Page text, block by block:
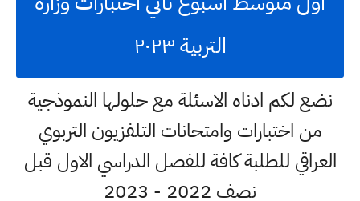
التربية ٢٠٢٣
نضع لكم ادناه الاسئلة مع حلولها النموذجية
من اختبارات وامتحانات التلفزيون التربوي
العراقي للطلبة كافة للفصل الدراسي الاول قبل
نصف 2022 - 2023